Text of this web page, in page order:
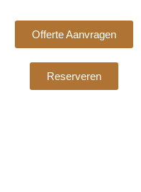
Offerte Aanvragen
Reserveren